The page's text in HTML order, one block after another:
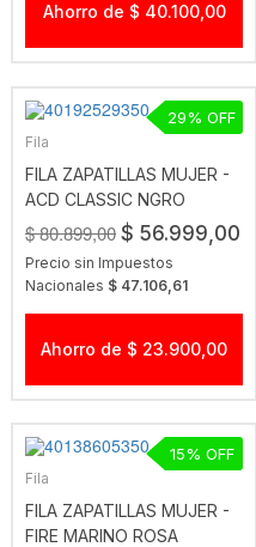
Ahorro de $ 40.100,00
Fila
FILA ZAPATILLAS MUJER -
ACD CLASSIC NGRO
$ 80.899,00 $ 56.999,00
Precio sin Impuestos
Nacionales $ 47.106,61
29
Ahorro de $ 23.900,00
Fila
FILA ZAPATILLAS MUJER -
FIRE MARINO ROSA
15